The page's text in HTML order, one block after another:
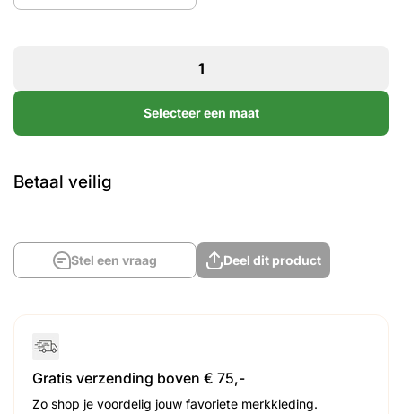
Selecteer een maat
Betaal veilig
Stel een vraag Deel dit product
Gratis verzending boven € 75,-
Zo shop je voordelig jouw favoriete merkkleding.